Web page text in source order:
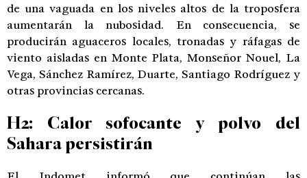
de una vaguada en los niveles altos de la troposfera
aumentarán la nubosidad. En consecuencia, se
producirán aguaceros locales, tronadas y ráfagas de
viento aisladas en Monte Plata, Monseñor Nouel, La
Vega, Sánchez Ramírez, Duarte, Santiago Rodríguez y
otras provincias cercanas.
H2: Calor sofocante y polvo del
Sahara persistirán